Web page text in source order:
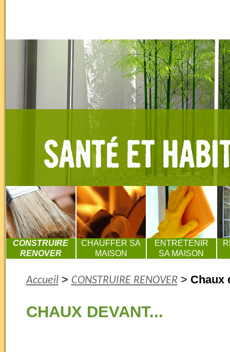
CONSTRUIRE
RENOVER
CHAUFFER SA
MAISON
ENTRETENIR
SA MAISON
Accueil> CONSTRUIRE RENOVER > Chaux
CHAUX DEVANT...